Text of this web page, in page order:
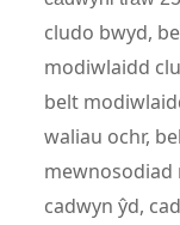
cludo bwyd,
modiwlaidd
belt
waliau ochr,
mewnosodiad
cadwyn ŷd,